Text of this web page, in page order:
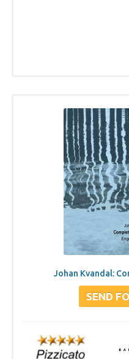
Johan Kvandal: